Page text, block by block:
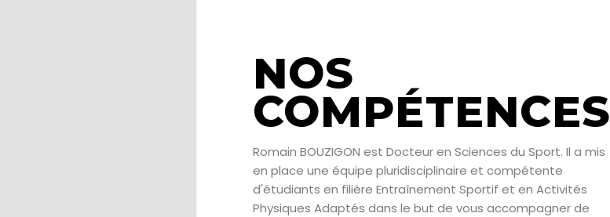
NOS
COMPÉTENCES
Romain BOUZIGON est Docteur en Sciences du Sport. Il a mis
en place une équipe pluridisciplinaire et compétente
d'étudiants en filière Entraînement Sportif et en Activités
Physiques Adaptés dans le but de vous accompagner de